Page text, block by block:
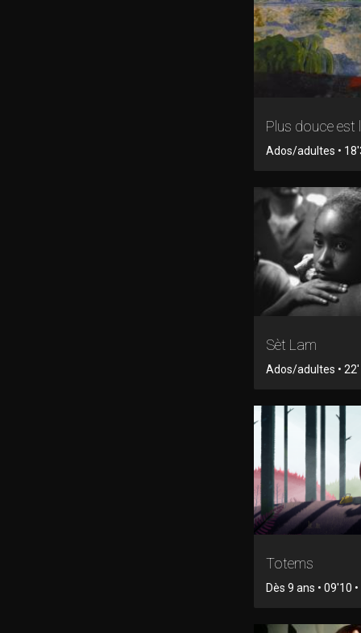
Plus douce est
Ados/adultes •
Sèt Lam
Ados/adultes • 22'
Totems
Dès 9 ans • 09'10